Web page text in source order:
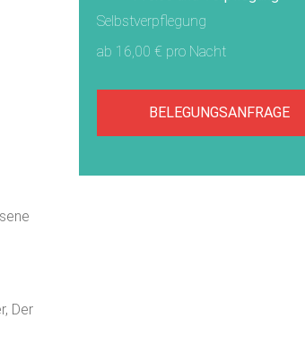
Selbstverpflegung
ab 16,00 € pro Nacht
BELEGUNGSANFRAGE
Der